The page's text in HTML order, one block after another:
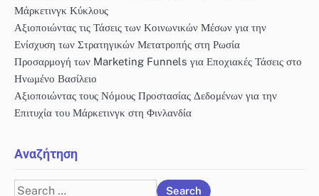
Μάρκετινγκ Κύκλους
Αξιοποιώντας τις Τάσεις των Κοινωνικών Μέσων για την
Ενίσχυση των Στρατηγικών Μετατροπής στη Ρωσία
Προσαρμογή των Marketing Funnels για Εποχιακές Τάσεις στο
Ηνωμένο Βασίλειο
Αξιοποιώντας τους Νόμους Προστασίας Δεδομένων για την
Επιτυχία του Μάρκετινγκ στη Φινλανδία
Αναζήτηση
Search